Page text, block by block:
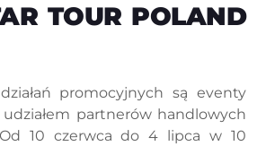
TOUR POLAND
promocyjnych są eventy
partnerów handlowych
10 czerwca do 4 lipca w 10